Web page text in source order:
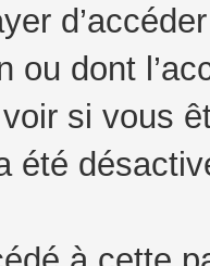
ou dont
si vous
été